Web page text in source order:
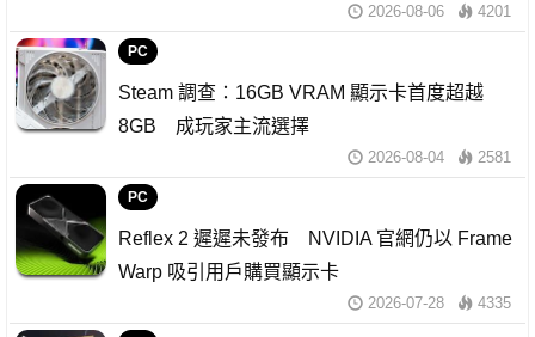
2026-08-06 4201
PC
Steam 調查：16GB VRAM 顯示卡首度超越
8GB 成玩家主流選擇
2026-08-04 2581
PC
Reflex 2 遲遲未發布 NVIDIA 官網仍以 Frame
Warp 吸引用戶購買顯示卡
2026-07-28 4335